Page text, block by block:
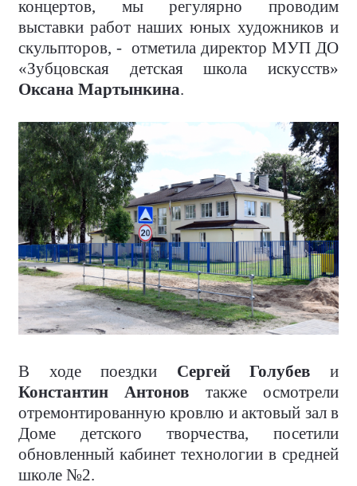
концертов, мы регулярно проводим
выставки работ наших юных художников и
скульпторов, - отметила директор МУП ДО
«Зубцовская детская школа искусств»
Оксана Мартынкина.
В ходе поездки Сергей Голубев и
Константин Антонов также осмотрели
отремонтированную кровлю и актовый зал в
Доме детского творчества, посетили
обновленный кабинет технологии в средней
школе №2.